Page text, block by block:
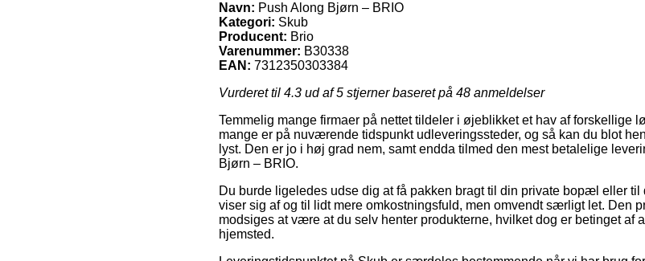
Navn: Push Along Bjørn – BRIO
Kategori: Skub
Producent: Brio
Varenummer: B30338
EAN: 7312350303384
Vurderet til 4.3 ud af 5 stjerner baseret på 48 anmeldelser
Temmelig mange firmaer på nettet tildeler i øjeblikket et hav af forskellige
mange er på nuværende tidspunkt udleveringssteder, og så kan du blot
lyst. Den er jo i høj grad nem, samt endda tilmed den mest betalelige
Bjørn – BRIO.
Du burde ligeledes udse dig at få pakken bragt til din private bopæl eller til
viser sig af og til lidt mere omkostningsfuld, men omvendt særligt let. Den
modsiges at være at du selv henter produkterne, hvilket dog er betinget af
hjemsted.